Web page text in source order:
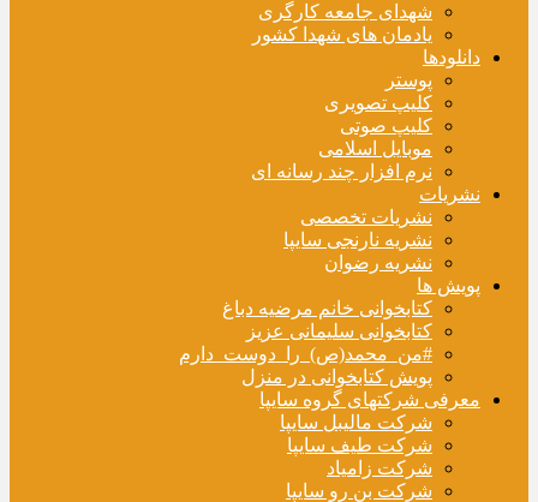
شهدای جامعه کارگری
یادمان های شهدا کشور
دانلودها
پوستر
کلیپ تصویری
کلیپ صوتی
موبایل اسلامی
نرم افزار چند رسانه ای
نشریات
نشریات تخصصی
نشریه نارنجی سایپا
نشریه رضوان
پویش ها
کتابخوانی خانم مرضیه دباغ
کتابخوانی سلیمانی عزیز
#من_محمد(ص)_را_دوست_دارم
پویش کتابخوانی در منزل
معرفی شرکتهای گروه سایپا
شرکت مالیبل سایپا
شرکت طیف سایپا
شرکت زامیاد
شرکت بن رو سایپا